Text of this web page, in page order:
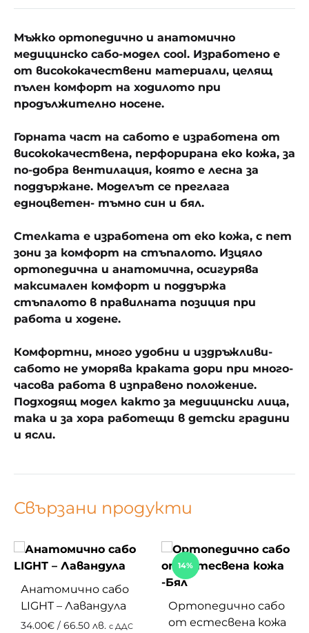
Мъжко ортопедично и анатомично
медицинско сабо-модел cool. Изработено е
от висококачествени материали, целящ
пълен комфорт на ходилото при
продължително носене.
Горната част на сабото е изработена от
висококачествена, перфорирана еко кожа, за
по-добра вентилация, която е лесна за
поддържане. Моделът се преглага
едноцветен- тъмно син и бял.
Стелката е изработена от еко кожа, с пет
зони за комфорт на стъпалото. Изцяло
ортопедична и анатомична, осигурява
максимален комфорт и поддържа
стъпалото в правилната позиция при
работа и ходене.
Комфортни, много удобни и издръжливи-
сабото не уморява краката дори при много-
часова работа в изправено положение.
Подходящ модел както за медицински лица,
така и за хора работещи в детски градини
и ясли.
Свързани продукти
Анатомично сабо
LIGHT – Лавандула
34.00€ / 66.50 лв. с ДДС
14%
Ортопедично сабо
от естесвена кожа